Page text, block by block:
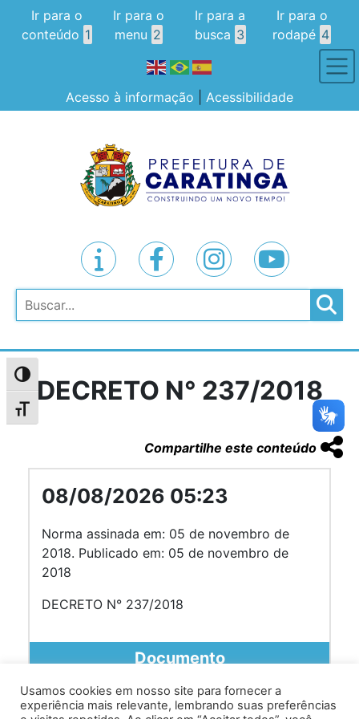
Alternar alto contraste
Alternar tamanho da fonte
Ir para o
conteúdo 1
Ir para o
menu 2
Ir para a
busca 3
Ir para o
rodapé 4
Acesso à informação Acessibilidade
Pesquisar
DECRETO N° 237/2018
Compartilhe este conteúdo
08/08/2026 05:23
Norma assinada em: 05 de novembro de
2018. Publicado em: 05 de novembro de
2018
DECRETO N° 237/2018
Documento
Usamos cookies em nosso site para fornecer a
experiência mais relevante, lembrando suas preferências